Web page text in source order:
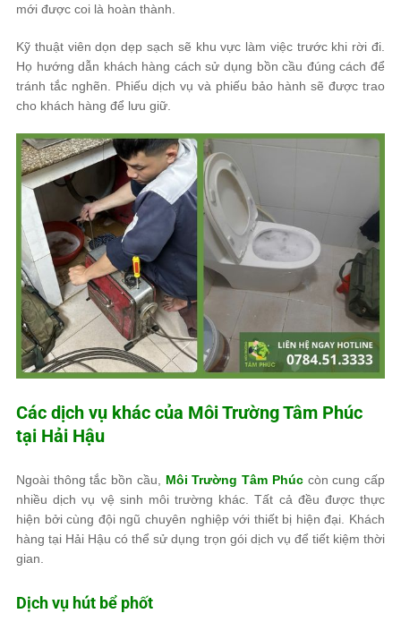
mới được coi là hoàn thành.
Kỹ thuật viên dọn dẹp sạch sẽ khu vực làm việc trước khi rời đi.
Họ hướng dẫn khách hàng cách sử dụng bồn cầu đúng cách để
tránh tắc nghẽn. Phiếu dịch vụ và phiếu bảo hành sẽ được trao
cho khách hàng để lưu giữ.
Các dịch vụ khác của Môi Trường Tâm Phúc
tại Hải Hậu
Ngoài thông tắc bồn cầu, Môi Trường Tâm Phúccòn cung cấp
nhiều dịch vụ vệ sinh môi trường khác. Tất cả đều được thực
hiện bởi cùng đội ngũ chuyên nghiệp với thiết bị hiện đại. Khách
hàng tại Hải Hậu có thể sử dụng trọn gói dịch vụ để tiết kiệm thời
gian.
Dịch vụ hút bể phốt